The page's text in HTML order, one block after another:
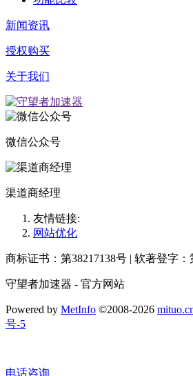
新闻资讯
授权购买
关于我们
微信公众号
渠道商经理
友情链接:
网站优化
商标证书：第38217138号 | 软著登字：
守望者加速器 - 官方网站
Powered by MetInfo ©2008-2026
号-5
电话咨询